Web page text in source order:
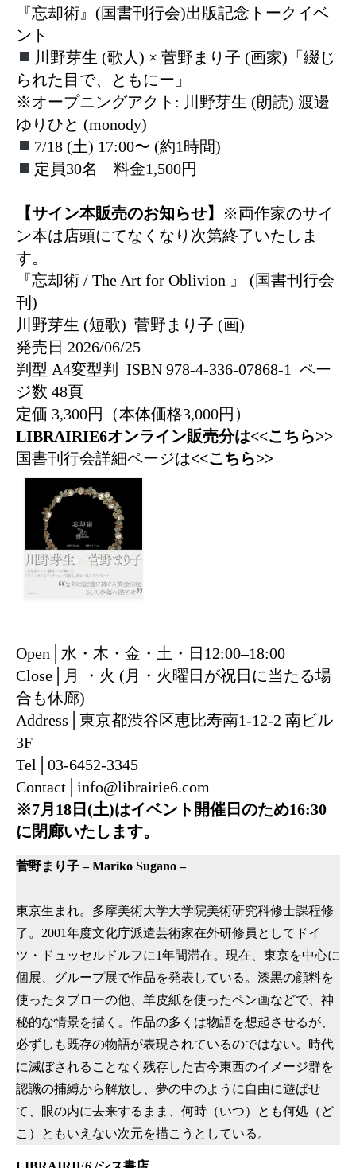
『忘却術』(国書刊行会)出版記念トークイベ
ント
川野芽生 (歌人) × 菅野まり子 (画家)「綴じ
られた目で、ともにー」
※オープニングアクト: 川野芽生 (朗読) 渡邊
ゆりひと (monody)
7/18 (土) 17:00〜 (約1時間)
定員30名 料金1,500円
【サイン本販売のお知らせ】 ※両作家のサイ
ン本は店頭にてなくなり次第終了いたしま
す。
『忘却術 / The Art for Oblivion 』 (国書刊行会
刊)
川野芽生 (短歌) 菅野まり子 (画)
発売日 2026/06/25
判型 A4変型判 ISBN 978-4-336-07868-1 ペー
ジ数 48頁
定価 3,300円（本体価格3,000円）
LIBRAIRIE6オンライン販売分は<<こちら>>
国書刊行会詳細ページは<<こちら>>
Open│水・木・金・土・日12:00–18:00
Close│月 ・火 (月・火曜日が祝日に当たる場
合も休廊)
Address│東京都渋谷区恵比寿南1-12-2 南ビル
3F
Tel│03-6452-3345
Contact│info@librairie6.com
※7月18日(土)はイベント開催日のため16:30
に閉廊いたします。
菅野まり子 – Mariko Sugano –
東京生まれ。多摩美術大学大学院美術研究科修士課程修
了。2001年度文化庁派遣芸術家在外研修員としてドイ
ツ・ドュッセルドルフに1年間滞在。現在、東京を中心に
個展、グループ展で作品を発表している。漆黒の顔料を
使ったタブローの他、羊皮紙を使ったペン画などで、神
秘的な情景を描く。作品の多くは物語を想起させるが、
必ずしも既存の物語が表現されているのではない。時代
に滅ぼされることなく残存した古今東西のイメージ群を
認識の捕縛から解放し、夢の中のように自由に遊ばせ
て、眼の内に去来するまま、何時（いつ）とも何処（ど
こ）ともいえない次元を描こうとしている。